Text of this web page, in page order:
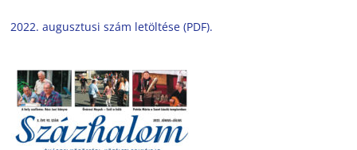
2022. augusztusi szám letöltése (PDF).